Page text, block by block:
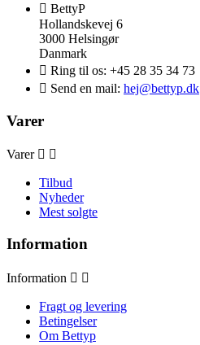
 BettyP
Hollandskevej 6
3000 Helsingør
Danmark
 Ring til os: +45 28 35 34 73
 Send en mail: hej@bettyp.dk
Varer
Varer  
Tilbud
Nyheder
Mest solgte
Information
Information  
Fragt og levering
Betingelser
Om Bettyp